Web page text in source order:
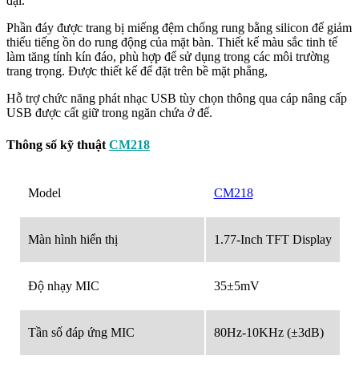
Phần đáy được trang bị miếng đệm chống rung bằng silicon để giảm
thiểu tiếng ồn do rung động của mặt bàn. Thiết kế màu sắc tinh tế
làm tăng tính kín đáo, phù hợp để sử dụng trong các môi trường
trang trọng. Được thiết kế để đặt trên bề mặt phẳng,
Hỗ trợ chức năng phát nhạc USB tùy chọn thông qua cáp nâng cấp
USB được cất giữ trong ngăn chứa ở đế.
Thông số kỹ thuật CM218
Model CM218
Màn hình hiển thị 1.77-Inch TFT Display
Độ nhạy MIC 35±5mV
Tần số đáp ứng MIC 80Hz-10KHz (±3dB)